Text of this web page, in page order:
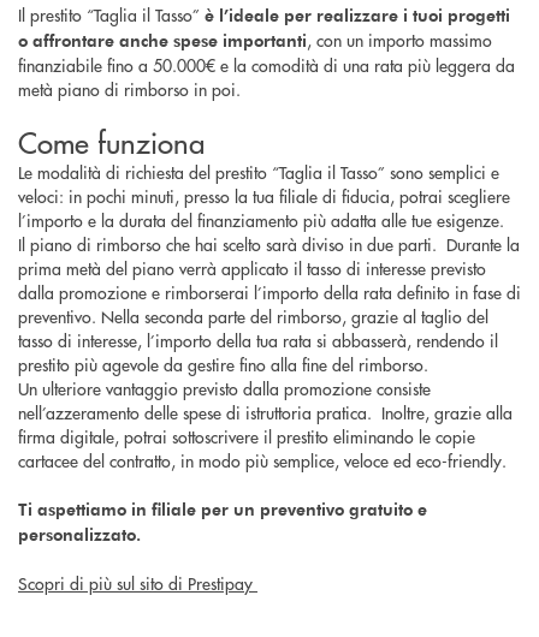
Il prestito “Taglia il Tasso” è l’ideale per realizzare i tuoi progetti
o affrontare anche spese importanti, con un importo massimo
finanziabile fino a 50.000€ e la comodità di una rata più leggera da
metà piano di rimborso in poi.
Come funziona
Le modalità di richiesta del prestito “Taglia il Tasso” sono semplici e
veloci: in pochi minuti, presso la tua filiale di fiducia, potrai scegliere
l’importo e la durata del finanziamento più adatta alle tue esigenze.
Il piano di rimborso che hai scelto sarà diviso in due parti. Durante la
prima metà del piano verrà applicato il tasso di interesse previsto
dalla promozione e rimborserai l’importo della rata definito in fase di
preventivo. Nella seconda parte del rimborso, grazie al taglio del
tasso di interesse, l’importo della tua rata si abbasserà, rendendo il
prestito più agevole da gestire fino alla fine del rimborso.
Un ulteriore vantaggio previsto dalla promozione consiste
nell’azzeramento delle spese di istruttoria pratica. Inoltre, grazie alla
firma digitale, potrai sottoscrivere il prestito eliminando le copie
cartacee del contratto, in modo più semplice, veloce ed eco-friendly.
Ti aspettiamo in filiale per un preventivo gratuito e
personalizzato.
Scopri di più sul sito di Prestipay